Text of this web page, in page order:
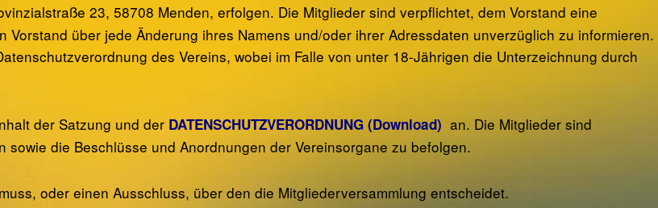
23, 58708 Menden, erfolgen. Die Mitglieder sind verpflichtet, dem Vorstand eine
über jede Änderung ihres Namens und/oder ihrer Adressdaten unverzüglich zu informieren.
des Vereins, wobei im Falle von unter 18-Jährigen die Unterzeichnung durch
der Satzung und der DATENSCHUTZVERORDNUNG (Download) an. Die Mitglieder sind
die Beschlüsse und Anordnungen der Vereinsorgane zu befolgen.
oder einen Ausschluss, über den die Mitgliederversammlung entscheidet.